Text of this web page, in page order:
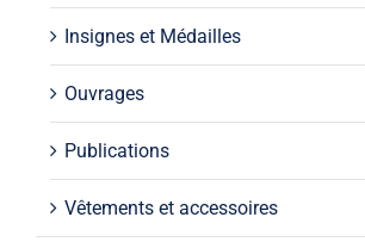
Insignes et Médailles
Ouvrages
Publications
Vêtements et accessoires